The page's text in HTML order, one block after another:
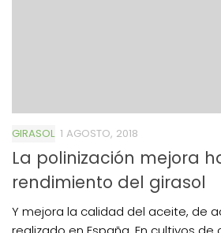
GIRASOL 1 AGOSTO, 2018
La polinización mejora
rendimiento del girasol
Y mejora la calidad del aceite, de